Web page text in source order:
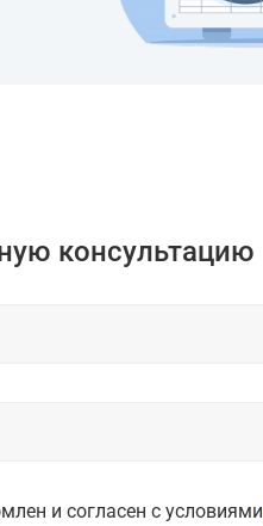
консультацию
и согласен с условиями